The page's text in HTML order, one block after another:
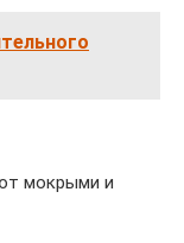
мокрыми и